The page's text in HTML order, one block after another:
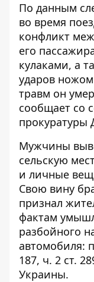
По данным
во время
конфликт
его
кулаками, а
ударов
травм он
сообщает со
прокуратуры
Мужчины
сельскую
и личные
Свою вину
признал
фактам
разбойного
автомобиля:
187, ч. 2 ст.
Украины.